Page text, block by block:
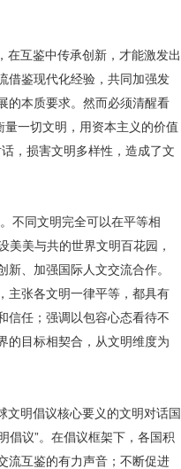
在互鉴中传承创新，才能激发出
借鉴现代化经验，共同加强发
的本质要求。然而必须清醒看
一切文明，用资本主义的价值
，损害文明多样性，造成了文
不同文明完全可以在平等相
美美与共的世界文明百花园，
、加强国际人文交流合作。
主张各文明一律平等，都具有
信任；强调以包容心态看待不
的目标相契合，从文明维度为
文明倡议核心要义的文明对话国
倡议”。在倡议框架下，各国积
流互鉴的有力声音；不断促进